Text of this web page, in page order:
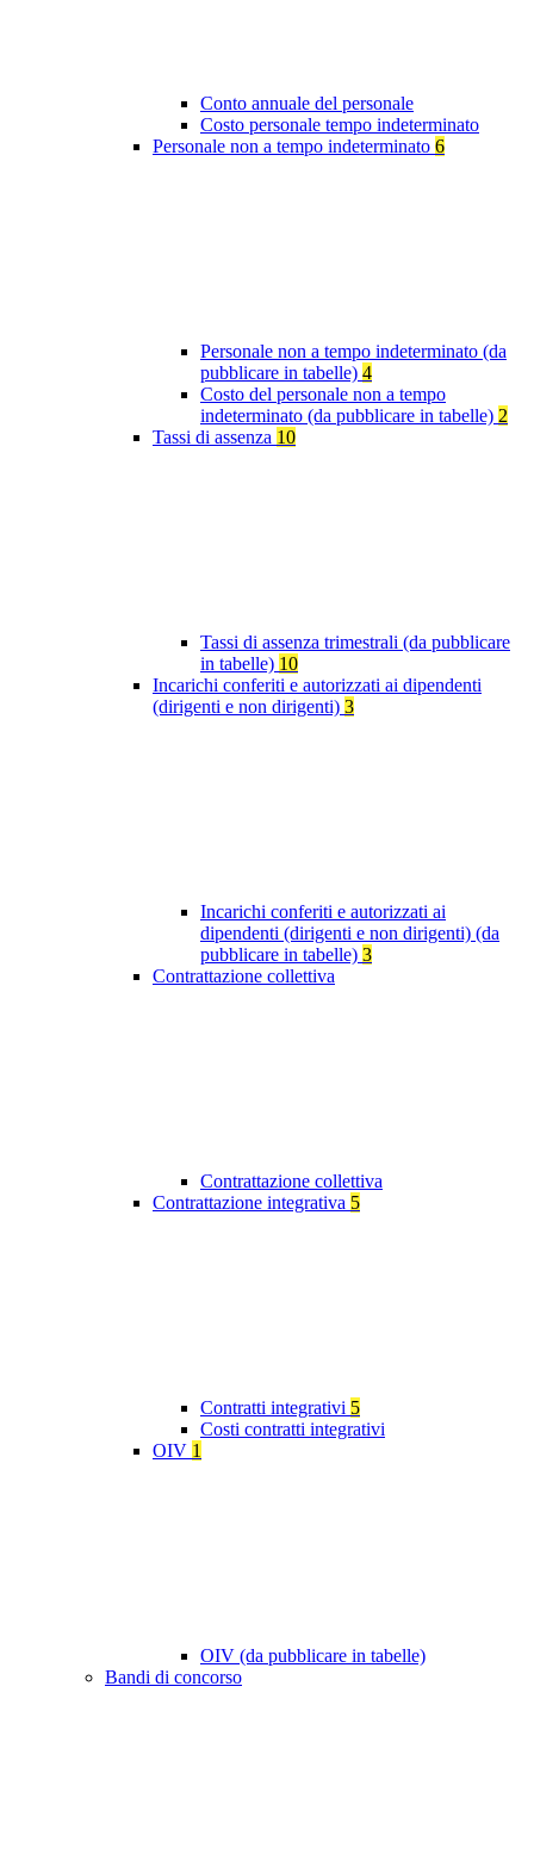
Conto annuale del personale
Costo personale tempo indeterminato
Personale non a tempo indeterminato 6
Personale non a tempo indeterminato (da
pubblicare in tabelle) 4
Costo del personale non a tempo
indeterminato (da pubblicare in tabelle) 2
Tassi di assenza 10
Tassi di assenza trimestrali (da pubblicare
in tabelle) 10
Incarichi conferiti e autorizzati ai dipendenti
(dirigenti e non dirigenti) 3
Incarichi conferiti e autorizzati ai
dipendenti (dirigenti e non dirigenti) (da
pubblicare in tabelle) 3
Contrattazione collettiva
Contrattazione collettiva
Contrattazione integrativa 5
Contratti integrativi 5
Costi contratti integrativi
OIV 1
OIV (da pubblicare in tabelle)
Bandi di concorso